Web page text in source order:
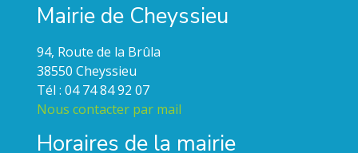
Mairie de Cheyssieu
94, Route de la Brûla
38550 Cheyssieu
Tél : 04 74 84 92 07
Nous contacter par mail
Horaires de la mairie